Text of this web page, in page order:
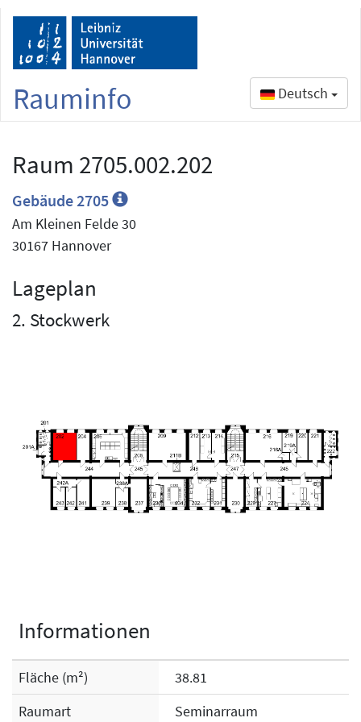
Rauminfo Deutsch
Raum 2705.002.202
Gebäude 2705
Am Kleinen Felde 30
30167 Hannover
Lageplan
2. Stockwerk
Informationen
Fläche (m²)
38.81
Raumart
Seminarraum